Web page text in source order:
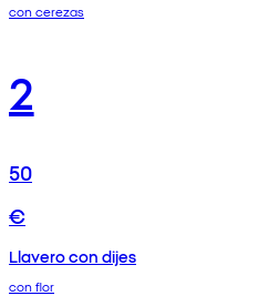
con cerezas
2
50
€
Llavero con dijes
con flor